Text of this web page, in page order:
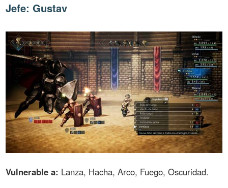
Jefe: Gustav
Vulnerable a: Lanza, Hacha, Arco, Fuego, Oscuridad.